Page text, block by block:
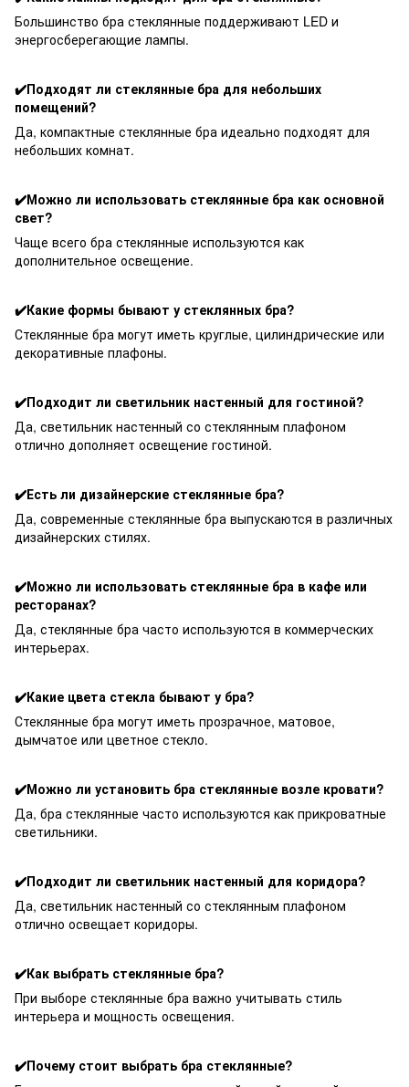
Большинство бра стеклянные поддерживают LED и
энергосберегающие лампы.
✔️Подходят ли стеклянные бра для небольших
помещений?
Да, компактные стеклянные бра идеально подходят для
небольших комнат.
✔️Можно ли использовать стеклянные бра как основной
свет?
Чаще всего бра стеклянные используются как
дополнительное освещение.
✔️Какие формы бывают у стеклянных бра?
Стеклянные бра могут иметь круглые, цилиндрические или
декоративные плафоны.
✔️Подходит ли светильник настенный для гостиной?
Да, светильник настенный со стеклянным плафоном
отлично дополняет освещение гостиной.
✔️Есть ли дизайнерские стеклянные бра?
Да, современные стеклянные бра выпускаются в различных
дизайнерских стилях.
✔️Можно ли использовать стеклянные бра в кафе или
ресторанах?
Да, стеклянные бра часто используются в коммерческих
интерьерах.
✔️Какие цвета стекла бывают у бра?
Стеклянные бра могут иметь прозрачное, матовое,
дымчатое или цветное стекло.
✔️Можно ли установить бра стеклянные возле кровати?
Да, бра стеклянные часто используются как прикроватные
светильники.
✔️Подходит ли светильник настенный для коридора?
Да, светильник настенный со стеклянным плафоном
отлично освещает коридоры.
✔️Как выбрать стеклянные бра?
При выборе стеклянные бра важно учитывать стиль
интерьера и мощность освещения.
✔️Почему стоит выбрать бра стеклянные?